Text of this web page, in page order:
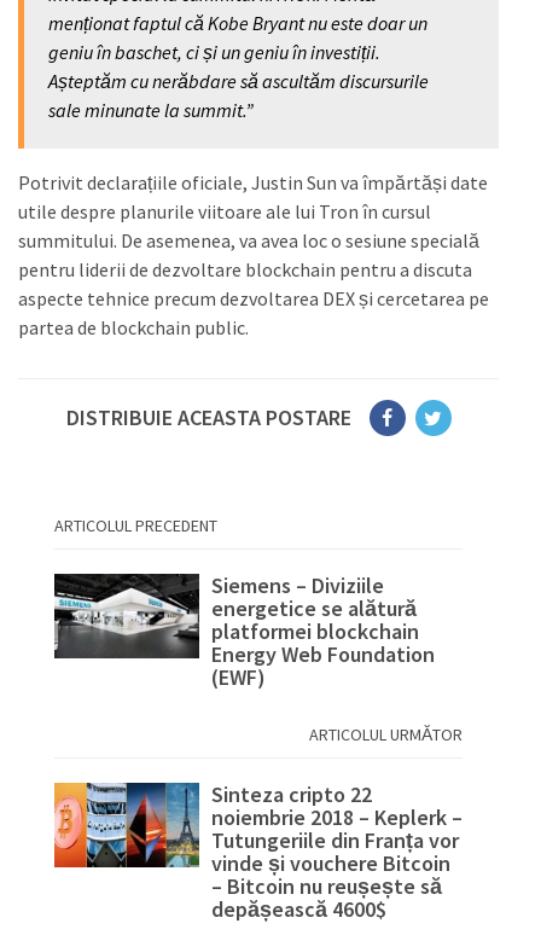
menționat faptul că Kobe Bryant nu este doar un
geniu în baschet, ci și un geniu în investiții.
Așteptăm cu nerăbdare să ascultăm discursurile
sale minunate la summit.”
Potrivit declarațiile oficiale, Justin Sun va împărtăși date
utile despre planurile viitoare ale lui Tron în cursul
summitului. De asemenea, va avea loc o sesiune specială
pentru liderii de dezvoltare blockchain pentru a discuta
aspecte tehnice precum dezvoltarea DEX și cercetarea pe
partea de blockchain public.
DISTRIBUIE ACEASTA POSTARE
ARTICOLUL PRECEDENT
Siemens – Diviziile
energetice se alătură
platformei blockchain
Energy Web Foundation
(EWF)
ARTICOLUL URMĂTOR
Sinteza cripto 22
noiembrie 2018 – Keplerk –
Tutungeriile din Franța vor
vinde și vouchere Bitcoin
– Bitcoin nu reușește să
depășească 4600$